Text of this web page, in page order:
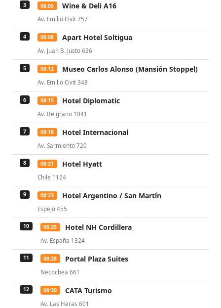
3 08:05 Wine & Deli A16
Av. Emilio Civit 757
4 08:08 Apart Hotel Soltigua
Av. Juan B. Justo 626
5 08:12 Museo Carlos Alonso (Mansión Stoppel)
Av. Emilio Civit 348
6 08:15 Hotel Diplomatic
Av. Belgrano 1041
7 08:18 Hotel Internacional
Av. Sarmiento 720
8 08:21 Hotel Hyatt
Chile 1124
9 08:23 Hotel Argentino / San Martín
Espejo 455
10 08:25 Hotel NH Cordillera
Av. España 1324
11 08:28 Portal Plaza Suites
Necochea 661
12 08:30 CATA Turismo
Av. Las Heras 601